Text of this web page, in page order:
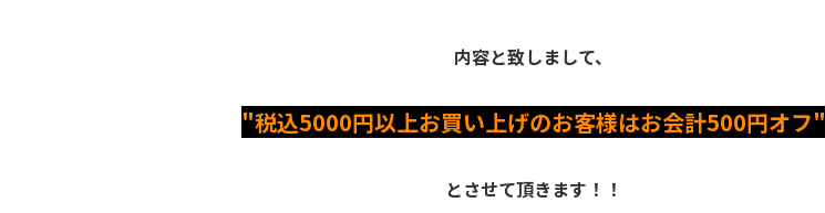
内容と致しまして、
"税込5000円以上お買い上げのお客様はお会計500円オフ"
とさせて頂きます！！